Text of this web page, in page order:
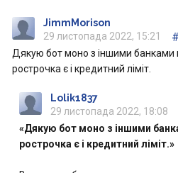
JimmMorison
29 листопада 2022, 15:21
#
Дякую бот моно з іншими банками
рострочка є і кредитний ліміт.
Lolik1837
29 листопада 2022, 18:08
«Дякую бот моно з іншими
рострочка є і кредитний ліміт.»